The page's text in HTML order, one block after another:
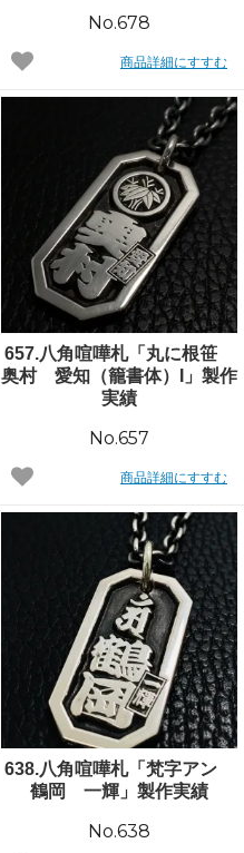
No.678
商品詳細にすすむ
657.八角喧嘩札「丸に根笹
奥村 愛知（籠書体）I」製作
実績
No.657
商品詳細にすすむ
638.八角喧嘩札「梵字アン
鶴岡 一輝」製作実績
No.638